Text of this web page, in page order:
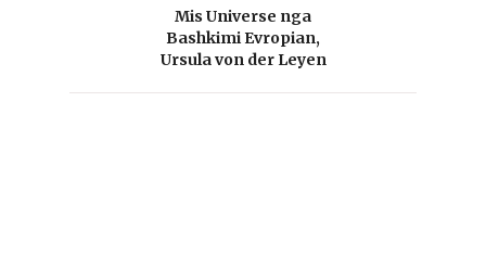
Mis Universe nga
Bashkimi Evropian,
Ursula von der Leyen